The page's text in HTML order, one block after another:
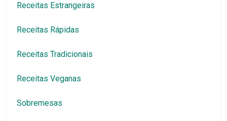
Receitas Estrangeiras
Receitas Rápidas
Receitas Tradicionais
Receitas Veganas
Sobremesas